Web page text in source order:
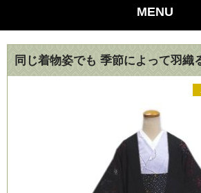
MENU
同じ着物姿でも 季節によって羽織